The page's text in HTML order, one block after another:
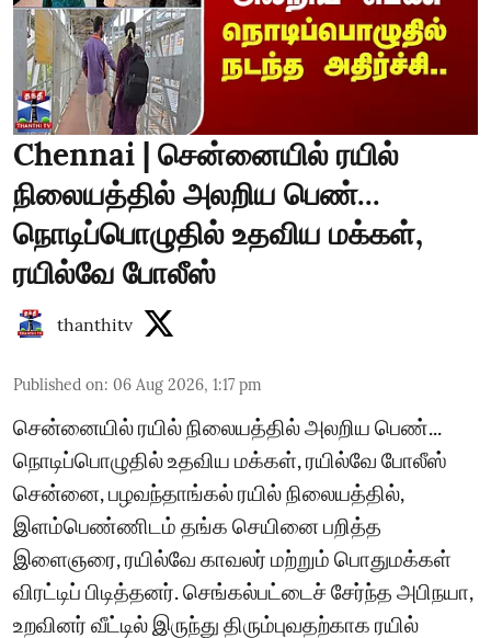
Chennai | சென்னையில் ரயில்
நிலையத்தில் அலறிய பெண்...
நொடிப்பொழுதில் உதவிய மக்கள்,
ரயில்வே போலீஸ்
thanthitv
Published on: 06 Aug 2026, 1:17 pm
சென்னையில் ரயில் நிலையத்தில் அலறிய பெண்...
நொடிப்பொழுதில் உதவிய மக்கள், ரயில்வே போலீஸ்
சென்னை, பழவந்தாங்கல் ரயில் நிலையத்தில்,
இளம்பெண்ணிடம் தங்க செயினை பறித்த
இளைஞரை, ரயில்வே காவலர் மற்றும் பொதுமக்கள்
விரட்டிப் பிடித்தனர். செங்கல்பட்டைச் சேர்ந்த அபிநயா,
உறவினர் வீட்டில் இருந்து திரும்புவதற்காக ரயில்